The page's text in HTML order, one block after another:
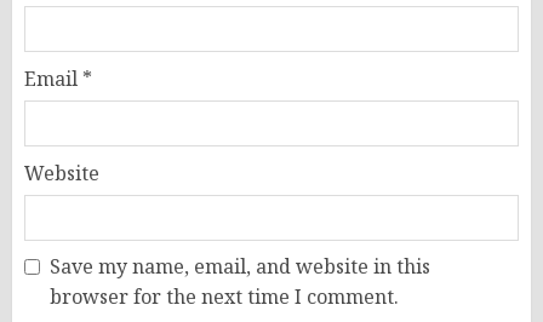
Email *
Website
Save my name, email, and website in this
browser for the next time I comment.